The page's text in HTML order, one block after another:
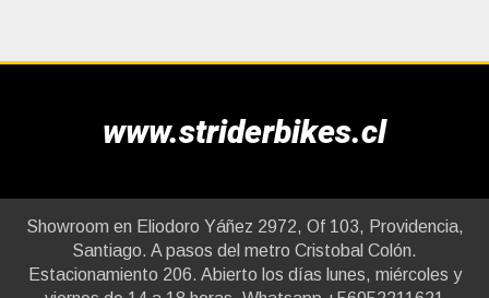
www.striderbikes.cl
Showroom en Eliodoro Yáñez 2972, Of 103, Providencia,
Santiago. A pasos del metro Cristobal Colón.
Estacionamiento 206. Abierto los días lunes, miércoles y